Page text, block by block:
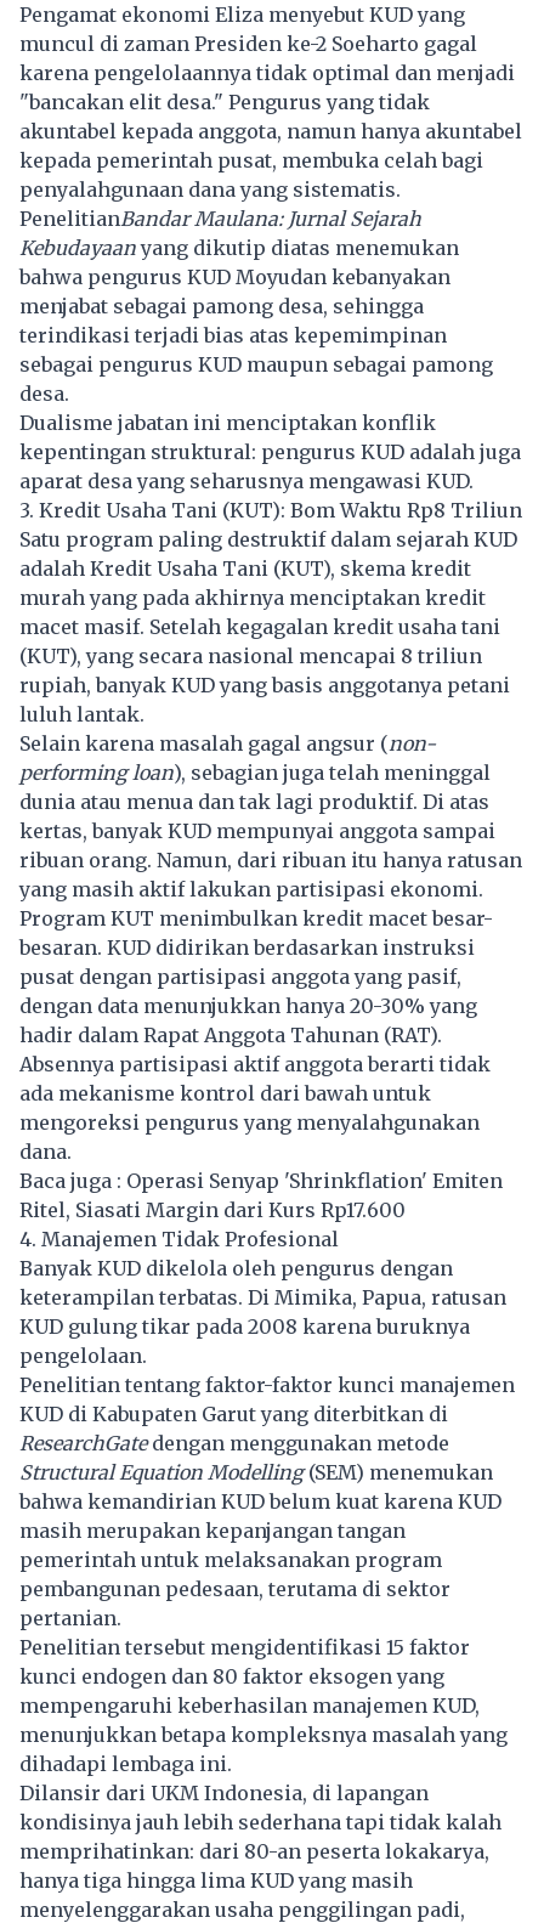
Pengamat ekonomi Eliza menyebut KUD yang
muncul di zaman Presiden ke-2 Soeharto gagal
karena pengelolaannya tidak optimal dan menjadi
"bancakan elit desa." Pengurus yang tidak
akuntabel kepada anggota, namun hanya akuntabel
kepada pemerintah pusat, membuka celah bagi
penyalahgunaan dana yang sistematis.
PenelitianBandar Maulana: Jurnal Sejarah
Kebudayaanyang dikutip diatas menemukan
bahwa pengurus KUD Moyudan kebanyakan
menjabat sebagai pamong desa, sehingga
terindikasi terjadi bias atas kepemimpinan
sebagai pengurus KUD maupun sebagai pamong
desa.
Dualisme jabatan ini menciptakan konflik
kepentingan struktural: pengurus KUD adalah juga
aparat desa yang seharusnya mengawasi KUD.
3. Kredit Usaha Tani (KUT): Bom Waktu Rp8 Triliun
Satu program paling destruktif dalam sejarah KUD
adalah Kredit Usaha Tani (KUT), skema kredit
murah yang pada akhirnya menciptakan kredit
macet masif. Setelah kegagalan kredit usaha tani
(KUT), yang secara nasional mencapai 8 triliun
rupiah, banyak KUD yang basis anggotanya petani
luluh lantak.
Selain karena masalah gagal angsur (non-
performing loan), sebagian juga telah meninggal
dunia atau menua dan tak lagi produktif. Di atas
kertas, banyak KUD mempunyai anggota sampai
ribuan orang. Namun, dari ribuan itu hanya ratusan
yang masih aktif lakukan partisipasi ekonomi.
Program KUT menimbulkan kredit macet besar-
besaran. KUD didirikan berdasarkan instruksi
pusat dengan partisipasi anggota yang pasif,
dengan data menunjukkan hanya 20-30% yang
hadir dalam Rapat Anggota Tahunan (RAT).
Absennya partisipasi aktif anggota berarti tidak
ada mekanisme kontrol dari bawah untuk
mengoreksi pengurus yang menyalahgunakan
dana.
Baca juga : Operasi Senyap 'Shrinkflation' Emiten
Ritel, Siasati Margin dari Kurs Rp17.600
4. Manajemen Tidak Profesional
Banyak KUD dikelola oleh pengurus dengan
keterampilan terbatas. Di Mimika, Papua, ratusan
KUD gulung tikar pada 2008 karena buruknya
pengelolaan.
Penelitian tentang faktor-faktor kunci manajemen
KUD di Kabupaten Garut yang diterbitkan di
ResearchGatedengan menggunakan metode
Structural Equation Modelling(SEM) menemukan
bahwa kemandirian KUD belum kuat karena KUD
masih merupakan kepanjangan tangan
pemerintah untuk melaksanakan program
pembangunan pedesaan, terutama di sektor
pertanian.
Penelitian tersebut mengidentifikasi 15 faktor
kunci endogen dan 80 faktor eksogen yang
mempengaruhi keberhasilan manajemen KUD,
menunjukkan betapa kompleksnya masalah yang
dihadapi lembaga ini.
Dilansir dari UKM Indonesia, di lapangan
kondisinya jauh lebih sederhana tapi tidak kalah
memprihatinkan: dari 80-an peserta lokakarya,
hanya tiga hingga lima KUD yang masih
menyelenggarakan usaha penggilingan padi,